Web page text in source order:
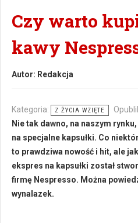
Czy warto
kawy
Autor: Redakcja
Kategoria: Z ŻYCIA WZIĘTE
Nie tak dawno, na naszym
na specjalne kapsułki. Co
to prawdziwa nowość i hit, ale
ekspres na kapsułki został
firmę Nespresso. Można
wynalazek.